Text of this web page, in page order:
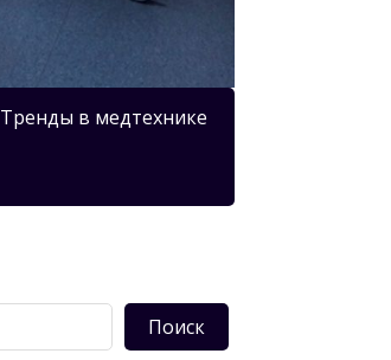
Тренды в медтехнике
Поиск